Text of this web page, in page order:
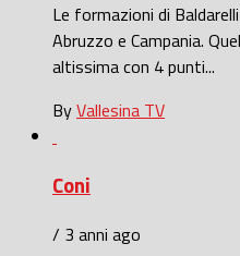
Le formazioni di
Abruzzo e Campania.
altissima con 4 punti...
ByVallesina TV
Coni
/ 3 anni ago